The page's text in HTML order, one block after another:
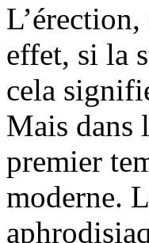
effet, si la
cela
Mais dans
premier
moderne.